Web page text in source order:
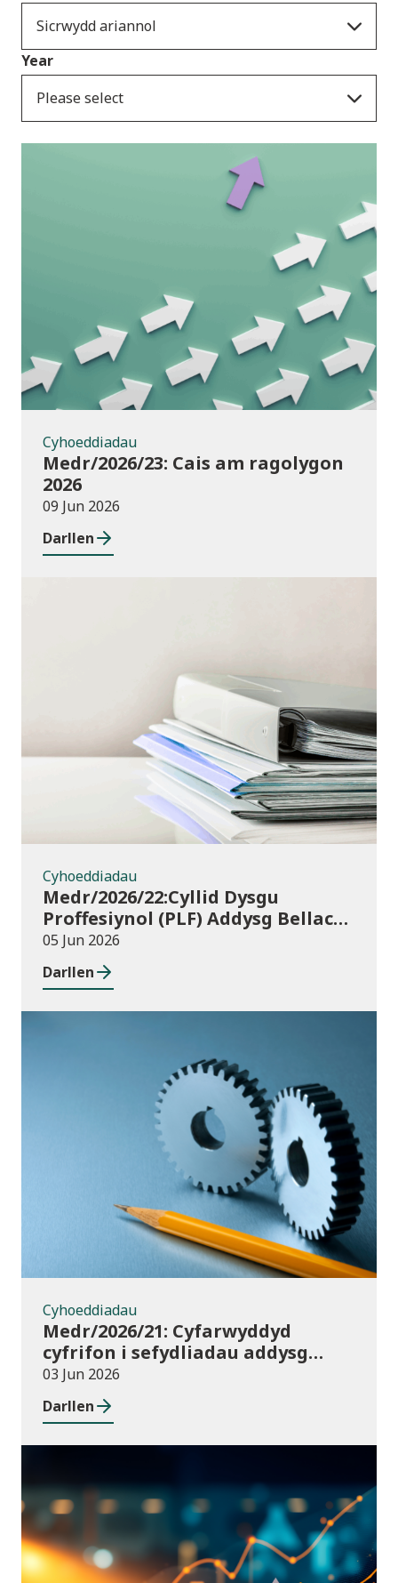
Sicrwydd ariannol
Year
Please select
Cyhoeddiadau
Cyhoeddiadau
Medr/2026/23: Cais am ragolygon
2026
09 Jun 2026
Darllen
Cyhoeddiadau
Cyhoeddiadau
Medr/2026/22:Cyllid Dysgu
Proffesiynol (PLF) Addysg Bellach
ym Mlwyddyn Academaidd
2026/27 – canllawiau a thempledi
ar gyfer ceisiadau am gyllid
05 Jun 2026
Darllen
Cyhoeddiadau
Cyhoeddiadau
Medr/2026/21: Cyfarwyddyd
cyfrifon i sefydliadau addysg
uwch yng Nghymru ar gyfer
2025/26
03 Jun 2026
Darllen